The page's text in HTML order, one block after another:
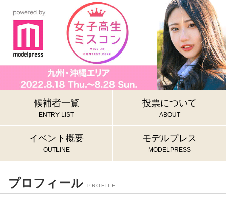
候補者一覧
ENTRY LIST
投票について
ABOUT
イベント概要
OUTLINE
モデルプレス
MODELPRESS
プロフィール PROFILE